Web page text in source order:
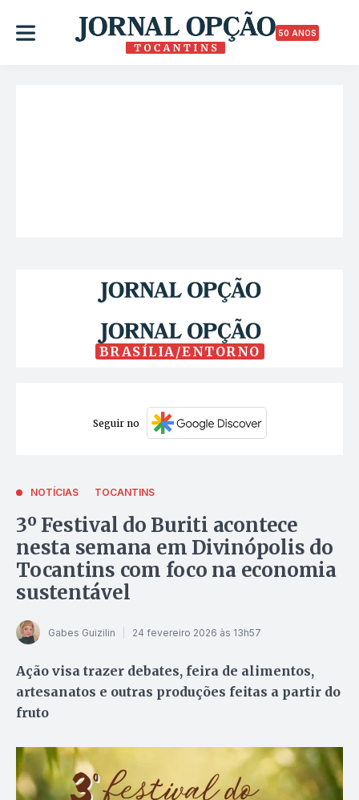
50 ANOS
BRASÍLIA/ENTORNO
Seguir no
NOTÍCIAS TOCANTINS
3º Festival do Buriti acontece
nesta semana em Divinópolis do
Tocantins com foco na economia
sustentável
Gabes Guizilin 24 fevereiro 2026 às 13h57
Ação visa trazer debates, feira de alimentos,
artesanatos e outras produções feitas a partir do
fruto